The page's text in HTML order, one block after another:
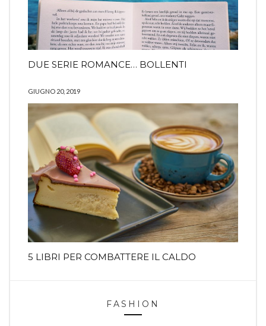
DUE SERIE ROMANCE… BOLLENTI
GIUGNO 20, 2019
5 LIBRI PER COMBATTERE IL CALDO
FASHION